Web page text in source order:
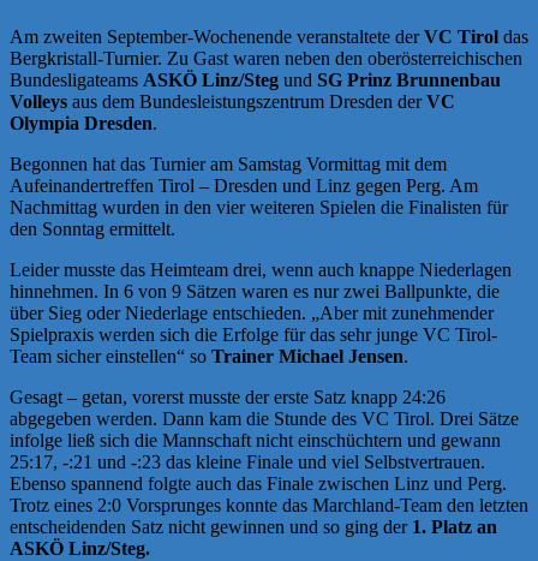
Am zweiten September-Wochenende veranstaltete derVC Tirol das
Bergkristall-Turnier. Zu Gast waren neben den oberösterreichischen
Bundesligateams ASKÖ Linz/Steg und SG Prinz Brunnenbau
Volleys aus dem Bundesleistungszentrum Dresden derVC
Olympia Dresden.
Begonnen hat das Turnier am Samstag Vormittag mit dem
Aufeinandertreffen Tirol – Dresden und Linz gegen Perg. Am
Nachmittag wurden in den vier weiteren Spielen die Finalisten für
den Sonntag ermittelt.
Leider musste das Heimteam drei, wenn auch knappe Niederlagen
hinnehmen. In 6 von 9 Sätzen waren es nur zwei Ballpunkte, die
über Sieg oder Niederlage entschieden. „Aber mit zunehmender
Spielpraxis werden sich die Erfolge für das sehr junge VC Tirol-
Team sicher einstellen“ so Trainer Michael Jensen.
Gesagt – getan, vorerst musste der erste Satz knapp 24:26
abgegeben werden. Dann kam die Stunde des VC Tirol. Drei Sätze
infolge ließ sich die Mannschaft nicht einschüchtern und gewann
25:17, -:21 und -:23 das kleine Finale und viel Selbstvertrauen.
Ebenso spannend folgte auch das Finale zwischen Linz und Perg.
Trotz eines 2:0 Vorsprunges konnte das Marchland-Team den letzten
entscheidenden Satz nicht gewinnen und so ging der 1. Platz an
ASKÖ Linz/Steg.